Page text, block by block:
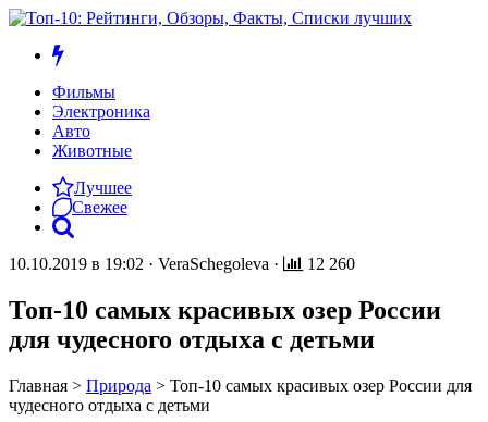
Фильмы
Электроника
Авто
Животные
Лучшее
Свежее
10.10.2019 в 19:02 · VeraSchegoleva · 12 260
Топ-10 самых красивых озер России
для чудесного отдыха с детьми
Главная > Природа > Топ-10 самых красивых озер России для
чудесного отдыха с детьми